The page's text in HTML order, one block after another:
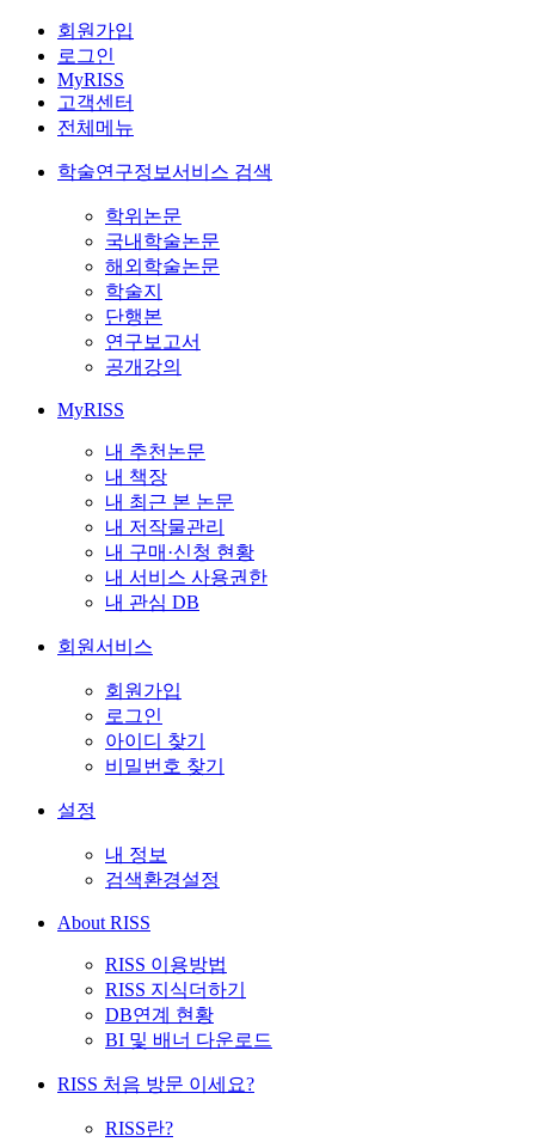
회원가입
로그인
MyRISS
고객센터
전체메뉴
학술연구정보서비스 검색
학위논문
국내학술논문
해외학술논문
학술지
단행본
연구보고서
공개강의
MyRISS
내 추천논문
내 책장
내 최근 본 논문
내 저작물관리
내 구매·신청 현황
내 서비스 사용권한
내 관심 DB
회원서비스
회원가입
로그인
아이디 찾기
비밀번호 찾기
설정
내 정보
검색환경설정
About RISS
RISS 이용방법
RISS 지식더하기
DB연계 현황
BI 및 배너 다운로드
RISS 처음 방문 이세요?
RISS란?